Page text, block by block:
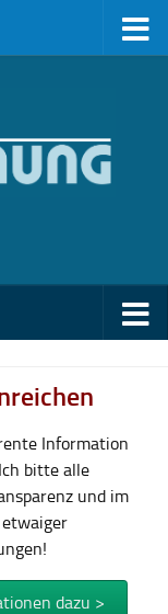
Information
bitte alle
und im
dazu >